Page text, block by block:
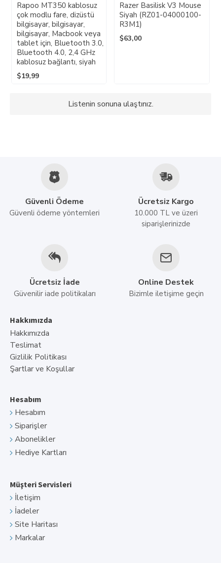
Rapoo MT350 kablosuz
çok modlu fare, dizüstü
bilgisayar, bilgisayar,
bilgisayar, Macbook veya
tablet için, Bluetooth 3.0,
Bluetooth 4.0, 2,4 GHz
kablosuz bağlantı, siyah
$19,99
Razer Basilisk V3 Mouse
Siyah (RZ01-04000100-
R3M1)
$63,00
Listenin sonuna ulaştınız.
Güvenli Ödeme
Güvenli ödeme yöntemleri
Ücretsiz Kargo
10.000 TL ve üzeri
siparişlerinizde
Ücretsiz İade
Güvenilir iade politikaları
Online Destek
Bizimle iletişime geçin
Hakkımızda
Hakkımızda
Teslimat
Gizlilik Politikası
Şartlar ve Koşullar
Hesabım
Hesabım
Siparişler
Abonelikler
Hediye Kartları
Müşteri Servisleri
İletişim
İadeler
Site Haritası
Markalar